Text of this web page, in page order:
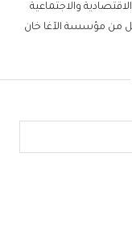
والاجتماعية
من مؤسسة الآغا خان